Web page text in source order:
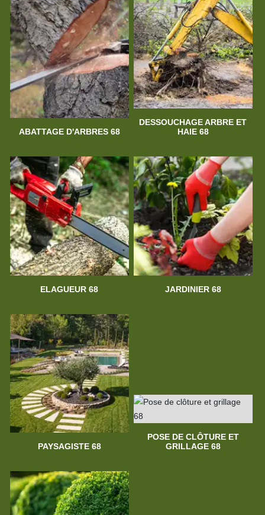
ABATTAGE D'ARBRES 68
DESSOUCHAGE ARBRE ET
HAIE 68
ELAGUEUR 68 JARDINIER 68
PAYSAGISTE 68
POSE DE CLÔTURE ET
GRILLAGE 68